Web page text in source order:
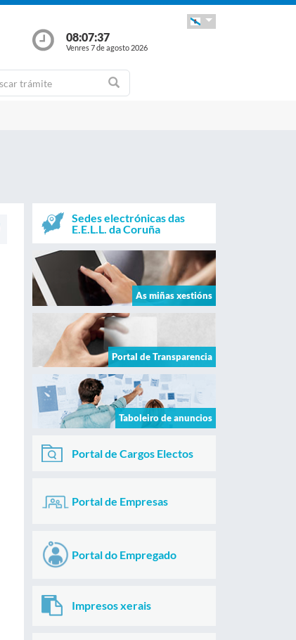
08:07:37
Venres 7 de agosto 2026
Sedes electrónicas das
E.E.L.L. da Coruña
As miñas xestións
Portal de Transparencia
Taboleiro de anuncios
Portal de Cargos Electos
Portal de Empresas
Portal do Empregado
Impresos xerais